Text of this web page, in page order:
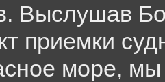
Выслушав
приемки
море,